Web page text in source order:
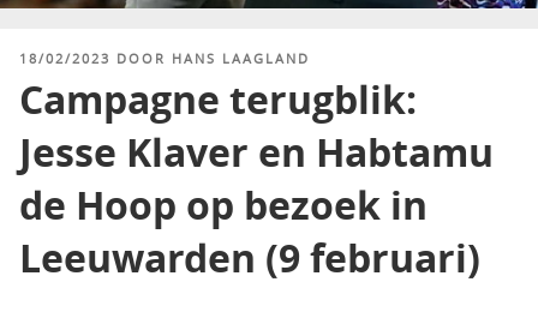
GEPLAATST
18/02/2023 DOOR HANS LAAGLAND
Campagne terugblik:
Jesse Klaver en Habtamu
de Hoop op bezoek in
Leeuwarden (9 februari)